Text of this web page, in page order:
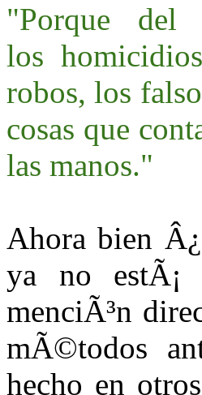
"Porque del
los
robos, los
cosas que
las manos."
Ahora bien
ya no estÃ¡
menciÃ³n
mÃ©todos
hecho en